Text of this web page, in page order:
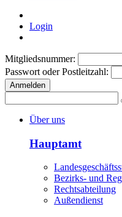
Login
Mitgliedsnummer:
Passwort oder Postleitzahl:
Anmelden
Über uns
Hauptamt
Bezirks- und
Rechtsabteilung
Außendienst